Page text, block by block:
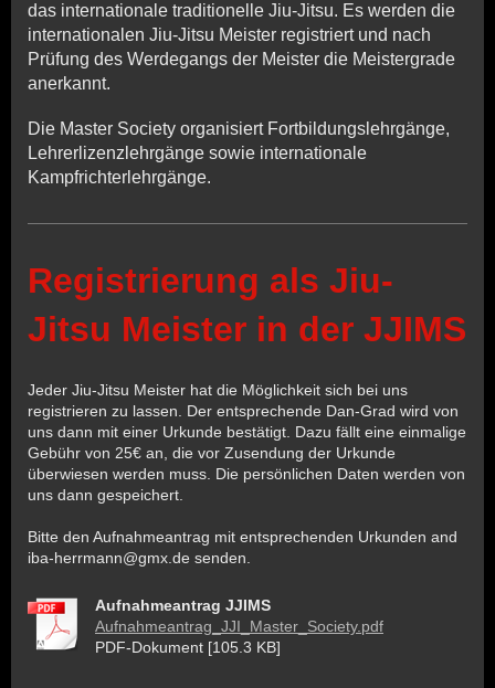
das internationale traditionelle Jiu-Jitsu. Es werden die
internationalen Jiu-Jitsu Meister registriert und nach
Prüfung des Werdegangs der Meister die Meistergrade
anerkannt.
Die Master Society organisiert Fortbildungslehrgänge,
Lehrerlizenzlehrgänge sowie internationale
Kampfrichterlehrgänge.
Registrierung als Jiu-
Jitsu Meister in der JJIMS
Jeder Jiu-Jitsu Meister hat die Möglichkeit sich bei uns
registrieren zu lassen. Der entsprechende Dan-Grad wird von
uns dann mit einer Urkunde bestätigt. Dazu fällt eine einmalige
Gebühr von 25€ an, die vor Zusendung der Urkunde
überwiesen werden muss. Die persönlichen Daten werden von
uns dann gespeichert.
Bitte den Aufnahmeantrag mit entsprechenden Urkunden and
iba-herrmann@gmx.de senden.
Aufnahmeantrag JJIMS
Aufnahmeantrag_JJI_Master_Society.pdf
PDF-Dokument [105.3 KB]